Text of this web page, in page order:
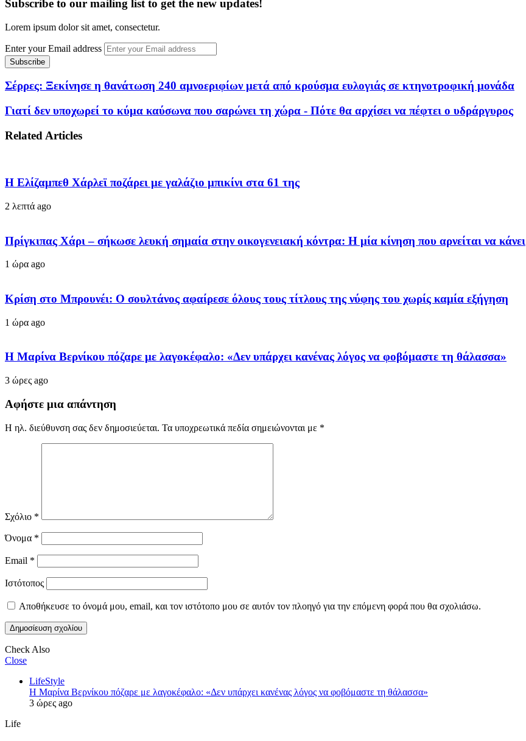
Subscribe to our mailing list to get the new updates!
Lorem ipsum dolor sit amet, consectetur.
Enter your Email address
Σέρρες: Ξεκίνησε η θανάτωση 240 αμνοεριφίων μετά από κρούσμα ευλογιάς σε κτηνοτροφική μονάδα
Γιατί δεν υποχωρεί το κύμα καύσωνα που σαρώνει τη χώρα - Πότε θα αρχίσει να πέφτει ο υδράργυρος
Related Articles
Η Ελίζαμπεθ Χάρλεϊ ποζάρει με γαλάζιο μπικίνι στα 61 της
2 λεπτά ago
Πρίγκιπας Χάρι – σήκωσε λευκή σημαία στην οικογενειακή κόντρα: Η μία κίνηση που αρνείται να κάνει
1 ώρα ago
Κρίση στο Μπρουνέι: Ο σουλτάνος αφαίρεσε όλους τους τίτλους της νύφης του χωρίς καμία εξήγηση
1 ώρα ago
Η Μαρίνα Βερνίκου πόζαρε με λαγοκέφαλο: «Δεν υπάρχει κανένας λόγος να φοβόμαστε τη θάλασσα»
3 ώρες ago
Αφήστε μια απάντηση
Η ηλ. διεύθυνση σας δεν δημοσιεύεται. Τα υποχρεωτικά πεδία σημειώνονται με *
Σχόλιο *
Όνομα *
Email *
Ιστότοπος
Αποθήκευσε το όνομά μου, email, και τον ιστότοπο μου σε αυτόν τον πλοηγό για την επόμενη φορά που θα σχολιάσω.
Check Also
Close
LifeStyle
Η Μαρίνα Βερνίκου πόζαρε με λαγοκέφαλο: «Δεν υπάρχει κανένας λόγος να φοβόμαστε τη θάλασσα»
3 ώρες ago
Life